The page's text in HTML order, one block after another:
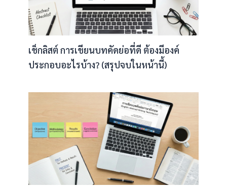
เช็กลิสต์ การเขียนบทคัดย่อที่ดี ต้องมีองค์
ประกอบอะไรบ้าง? (สรุปจบในหน้านี้)